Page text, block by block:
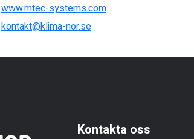
www.mtec-systems.com
kontakt@klima-nor.se
Kontakta oss